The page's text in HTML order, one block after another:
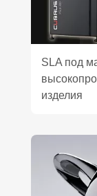
SLA под
изделия